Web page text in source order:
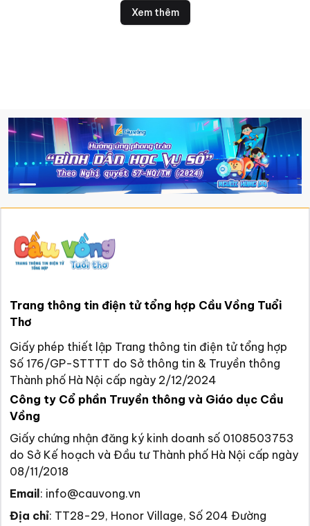
mang tính nhân văn.
Xem thêm
Trang thông tin điện tử tổng hợp Cầu Vồng Tuổi
Thơ
Giấy phép thiết lập Trang thông tin điện tử tổng hợp
Số 176/GP-STTTT do Sở thông tin & Truyền thông
Thành phố Hà Nội cấp ngày 2/12/2024
Công ty Cổ phần Truyền thông và Giáo dục Cầu
Vồng
Giấy chứng nhận đăng ký kinh doanh số 0108503753
do Sở Kế hoạch và Đầu tư Thành phố Hà Nội cấp ngày
08/11/2018
Email : info@cauvong.vn
Địa chỉ: TT28-29, Honor Village, Số 204 Đường